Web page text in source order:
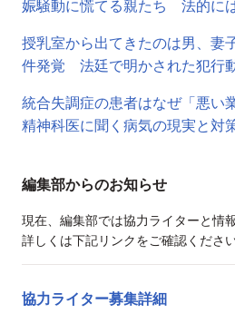
娠騒動に慌てる親たち 法的に
授乳室から出てきたのは男、妻
件発覚 法廷で明かされた犯行
統合失調症の患者はなぜ「悪
精神科医に聞く病気の現実と対
編集部からのお知らせ
現在、編集部では協力ライターと情
詳しくは下記リンクをご確認ください
協力ライター募集詳細